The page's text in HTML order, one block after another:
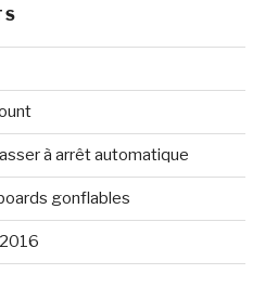
à arrêt automatique
gonflables